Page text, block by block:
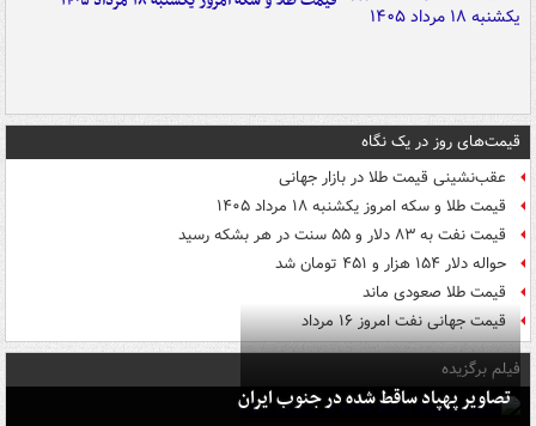
قیمت‌های روز در یک نگاه
عقب‌نشینی قیمت طلا در بازار جهانی
قیمت طلا و سکه امروز یکشنبه ۱۸ مرداد ۱۴۰۵
قیمت نفت به ۸۳ دلار و ۵۵ سنت در هر بشکه رسید
حواله دلار ۱۵۴ هزار و ۴۵۱ تومان شد
قیمت طلا صعودی ماند
قیمت جهانی نفت امروز ۱۶ مرداد
فیلم برگزیده
تصاویر پهپاد ساقط شده در جنوب ایران